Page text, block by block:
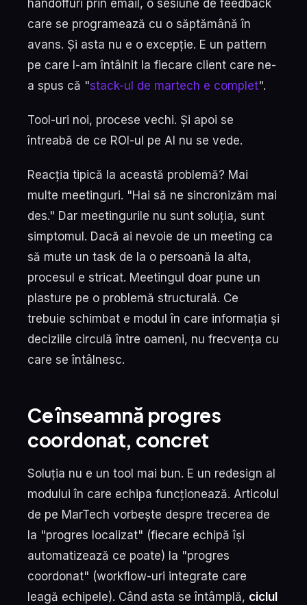
handoffuri prin email, o sesiune de feedback
care se programează cu o săptămână în
avans. Și asta nu e o excepție. E un pattern
pe care l-am întâlnit la fiecare client care ne-
a spus că "stack-ul de martech e complet".
Tool-uri noi, procese vechi. Și apoi se
întreabă de ce ROI-ul pe AI nu se vede.
Reacția tipică la această problemă? Mai
multe meetinguri. "Hai să ne sincronizăm mai
des." Dar meetingurile nu sunt soluția, sunt
simptomul. Dacă ai nevoie de un meeting ca
să mute un task de la o persoană la alta,
procesul e stricat. Meetingul doar pune un
plasture pe o problemă structurală. Ce
trebuie schimbat e modul în care informația și
deciziile circulă între oameni, nu frecvența cu
care se întâlnesc.
Ce înseamnă progres
coordonat, concret
Soluția nu e un tool mai bun. E un redesign al
modului în care echipa funcționează. Articolul
de pe MarTech vorbește despre trecerea de
la "progres localizat" (fiecare echipă își
automatizează ce poate) la "progres
coordonat" (workflow-uri integrate care
leagă echipele). Când asta se întâmplă, ciclul